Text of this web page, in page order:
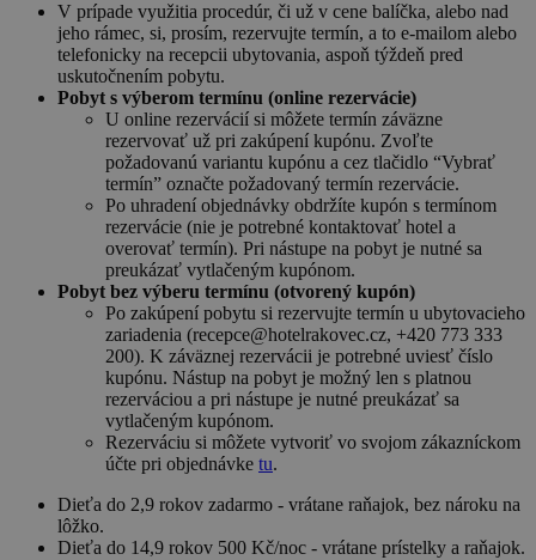
V prípade využitia procedúr, či už v cene balíčka, alebo nad
jeho rámec, si, prosím, rezervujte termín, a to e-mailom alebo
telefonicky na recepcii ubytovania, aspoň týždeň pred
uskutočnením pobytu.
Pobyt s výberom termínu (online rezervácie)
U online rezervácií si môžete termín záväzne
rezervovať už pri zakúpení kupónu. Zvoľte
požadovanú variantu kupónu a cez tlačidlo “Vybrať
termín” označte požadovaný termín rezervácie.
Po uhradení objednávky obdržíte kupón s termínom
rezervácie (nie je potrebné kontaktovať hotel a
overovať termín). Pri nástupe na pobyt je nutné sa
preukázať vytlačeným kupónom.
Pobyt bez výberu termínu (otvorený kupón)
Po zakúpení pobytu si rezervujte termín u ubytovacieho
zariadenia (recepce@hotelrakovec.cz, +420 773 333
200). K záväznej rezervácii je potrebné uviesť číslo
kupónu. Nástup na pobyt je možný len s platnou
rezerváciou a pri nástupe je nutné preukázať sa
vytlačeným kupónom.
Rezerváciu si môžete vytvoriť vo svojom zákazníckom
účte pri objednávke tu.
Dieťa do 2,9 rokov zadarmo - vrátane raňajok, bez nároku na
lôžko.
Dieťa do 14,9 rokov 500 Kč/noc - vrátane prístelky a raňajok.